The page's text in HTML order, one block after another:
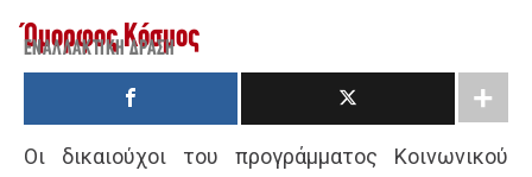
Όμορφος Κόσμος
ΕΝΑΛΛΑΚΤΙΚΉ ΔΡΆΣΗ
Οι δικαιούχοι του προγράμματος Κοινωνικού